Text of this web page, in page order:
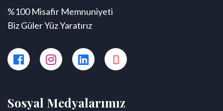
%100 Misafir Memnuniyeti
Biz Güler Yüz Yaratırız
Sosyal Medyalarımız